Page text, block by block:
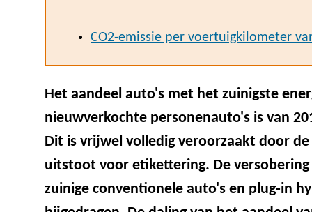
CO2-emissie per voertuigkilometer
Het aandeel auto's met het zuinigste
nieuwverkochte personenauto's is van
Dit is vrijwel volledig veroorzaakt door
uitstoot voor etikettering. De
zuinige conventionele auto's en plug-in